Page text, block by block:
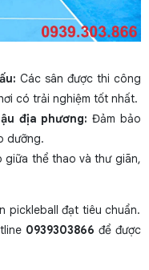
Các sân được thi công
có trải nghiệm tốt nhất.
địa phương: Đảm bảo
dưỡng.
giữa thể thao và thư giãn,
pickleball đạt tiêu chuẩn.
0939303866 để được